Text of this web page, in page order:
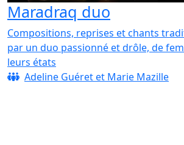
Maradraq duo
Compositions, reprises et chants
par un duo passionné et drôle, de
leurs états
Adeline Guéret et Marie Mazille